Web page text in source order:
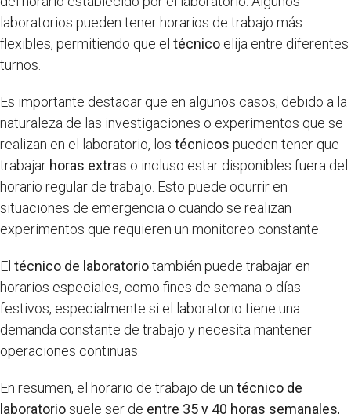
laboratorios pueden tener horarios de trabajo más
flexibles, permitiendo que el técnico elija entre diferentes
turnos.
Es importante destacar que en algunos casos, debido a la
naturaleza de las investigaciones o experimentos que se
realizan en el laboratorio, los técnicos pueden tener que
trabajar horas extras o incluso estar disponibles fuera del
horario regular de trabajo. Esto puede ocurrir en
situaciones de emergencia o cuando se realizan
experimentos que requieren un monitoreo constante.
El técnico de laboratoriotambién puede trabajar en
horarios especiales, como fines de semana o días
festivos, especialmente si el laboratorio tiene una
demanda constante de trabajo y necesita mantener
operaciones continuas.
En resumen, el horario de trabajo de un técnico de
laboratoriosuele ser de entre 35 y 40 horas semanales,